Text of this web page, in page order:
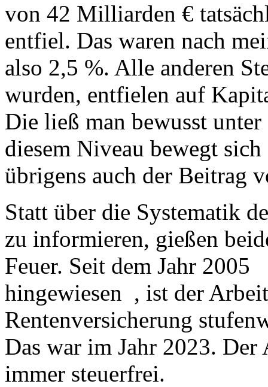
von 42 Milliarden €
entfiel. Das waren nach
also 2,5 %. Alle anderen
wurden, entfielen auf
Die ließ man bewusst
diesem Niveau bewegt
übrigens auch der Beitrag
Statt über die Systematik
zu informieren, gießen
Feuer. Seit dem Jahr
hingewiesen , ist der
Rentenversicherung
Das war im Jahr 2023.
immer steuerfrei.